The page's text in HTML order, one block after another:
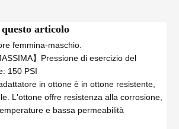
articolo
femmina-maschio.
】Pressione di esercizio del
150 PSI
in ottone è in ottone resistente,
L'ottone offre resistenza alla corrosione,
e bassa permeabilità